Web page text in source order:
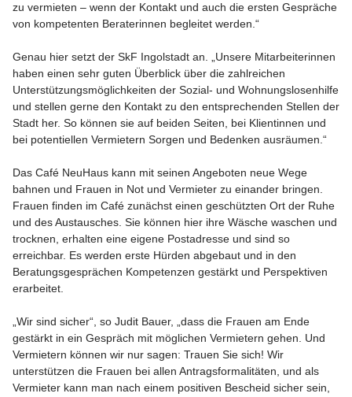
zu vermieten – wenn der Kontakt und auch die ersten Gespräche
von kompetenten Beraterinnen begleitet werden.“
Genau hier setzt der SkF Ingolstadt an. „Unsere Mitarbeiterinnen
haben einen sehr guten Überblick über die zahlreichen
Unterstützungsmöglichkeiten der Sozial- und Wohnungslosenhilfe
und stellen gerne den Kontakt zu den entsprechenden Stellen der
Stadt her. So können sie auf beiden Seiten, bei Klientinnen und
bei potentiellen Vermietern Sorgen und Bedenken ausräumen.“
Das Café NeuHaus kann mit seinen Angeboten neue Wege
bahnen und Frauen in Not und Vermieter zu einander bringen.
Frauen finden im Café zunächst einen geschützten Ort der Ruhe
und des Austausches. Sie können hier ihre Wäsche waschen und
trocknen, erhalten eine eigene Postadresse und sind so
erreichbar. Es werden erste Hürden abgebaut und in den
Beratungsgesprächen Kompetenzen gestärkt und Perspektiven
erarbeitet.
„Wir sind sicher“, so Judit Bauer, „dass die Frauen am Ende
gestärkt in ein Gespräch mit möglichen Vermietern gehen. Und
Vermietern können wir nur sagen: Trauen Sie sich! Wir
unterstützen die Frauen bei allen Antragsformalitäten, und als
Vermieter kann man nach einem positiven Bescheid sicher sein,